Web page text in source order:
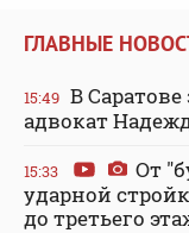
ГЛАВНЫЕ
15:49 В
адвокат
15:33
От
ударной
до третьего